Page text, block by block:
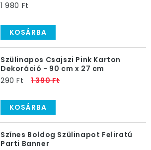
1 980 Ft
KOSÁRBA
Szülinapos Csajszi Pink Karton
Dekoráció - 90 cm x 27 cm
290 Ft
1 390 Ft
KOSÁRBA
Színes Boldog Szülinapot Feliratú
Parti Banner